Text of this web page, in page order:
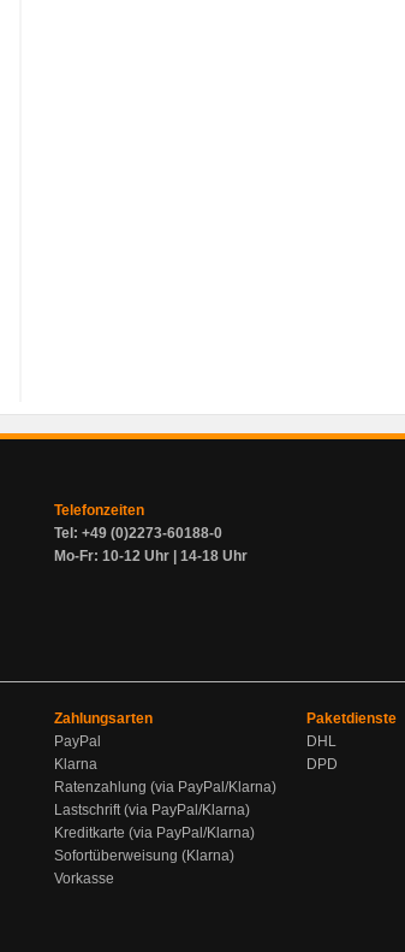
Telefonzeiten
Tel: +49 (0)2273-60188-0
Mo-Fr: 10-12 Uhr | 14-18 Uhr
Zahlungsarten
PayPal
Klarna
Ratenzahlung (via PayPal/Klarna)
Lastschrift (via PayPal/Klarna)
Kreditkarte (via PayPal/Klarna)
Sofortüberweisung (Klarna)
Vorkasse
Paketdienste
DHL
DPD